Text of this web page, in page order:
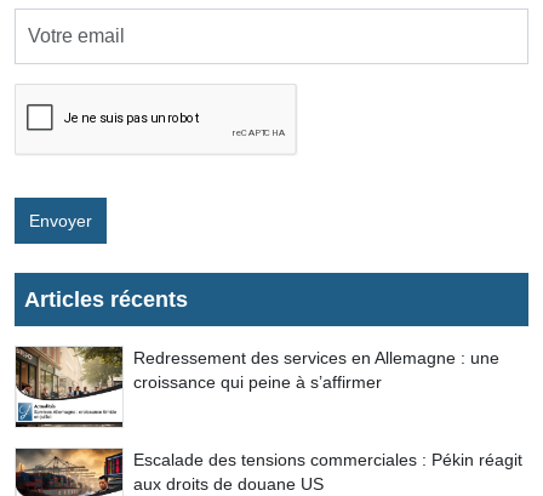
Envoyer
Articles récents
Redressement des services en Allemagne : une
croissance qui peine à s’affirmer
Escalade des tensions commerciales : Pékin réagit
aux droits de douane US